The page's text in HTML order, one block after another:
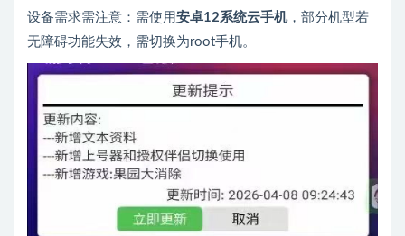
设备需求需注意：需使用安卓12系统云手机，部分机型若
无障碍功能失效，需切换为root手机。